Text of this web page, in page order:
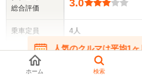
総合評価
乗車定員
ドア数
3.0
4人
5ドア
▼全てを表
人気のクルマは平均1
在庫が無くなる前にお問い
ホーム 検索